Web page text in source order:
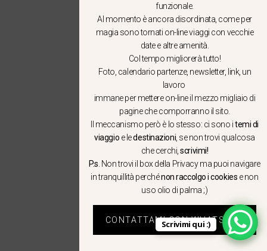
Scrivimi qui :)
funzionale.
Al momento è ancora disordinata, come per
magia sono tornati on-line viaggi con vecchie
date e altre amenità.
Col tempo migliorerà tutto!
Foto, calendario partenze, newsletter, link, un
lavoro
immane per mettere on-line il mezzo migliaio di
pagine che comporranno il sito.
Il meccanismo però è lo stesso: ci sono itemi di
viaggio e ledestinazioni , se non trovi qualcosa
che cerchi,scrivimi!
P.s . Non trovi il box della Privacy ma puoi navigare
in tranquillità perchénon raccolgo i cookies e non
uso olio di palma ;)
CONTATTAMI CON WHATSAPP